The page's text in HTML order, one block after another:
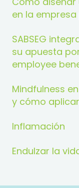
en la
SABSEG
su apuesta
employee
Mindfulness
y cómo
Inflamación
Endulzar la